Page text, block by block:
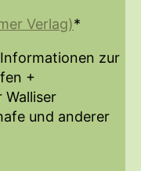
Verlag)*
zur
+
Walliser
und anderer